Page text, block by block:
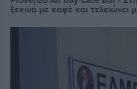
ξεκινά με καφέ και τελειώνει